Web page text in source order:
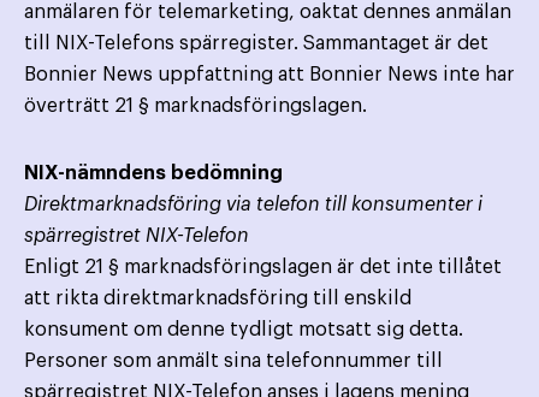
anmälaren för telemarketing, oaktat dennes anmälan
till NIX-Telefons spärregister. Sammantaget är det
Bonnier News uppfattning att Bonnier News inte har
överträtt 21 § marknadsföringslagen.
NIX-nämndens bedömning
Direktmarknadsföring via telefon till konsumenter i
spärregistret NIX-Telefon
Enligt 21 § marknadsföringslagen är det inte tillåtet
att rikta direktmarknadsföring till enskild
konsument om denne tydligt motsatt sig detta.
Personer som anmält sina telefonnummer till
spärregistret NIX-Telefon anses i lagens mening